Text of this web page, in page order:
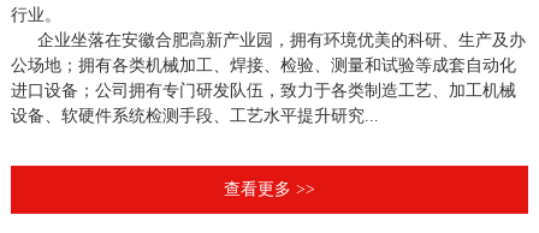
行业。
企业坐落在安徽合肥高新产业园，拥有环境优美的科研、生产及办
公场地；拥有各类机械加工、焊接、检验、测量和试验等成套自动化
进口设备；公司拥有专门研发队伍，致力于各类制造工艺、加工机械
设备、软硬件系统检测手段、工艺水平提升研究...
查看更多 >>